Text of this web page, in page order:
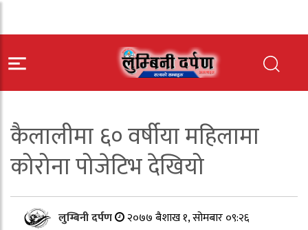
कैलालीमा ६० वर्षीया महिलामा
कोरोना पोजेटिभ देखियो
लुम्बिनी दर्पण २०७७ बैशाख १, सोमबार ०९:२६